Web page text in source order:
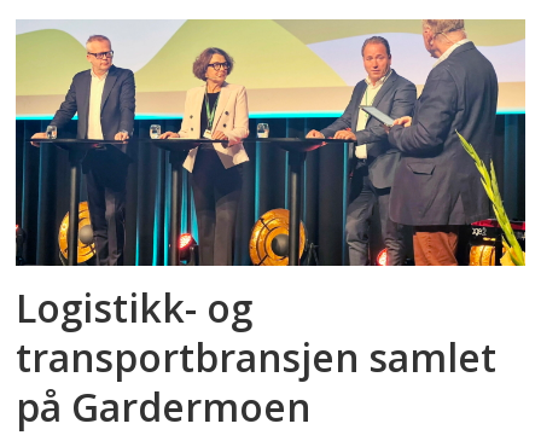
Logistikk- og
transportbransjen samlet
på Gardermoen